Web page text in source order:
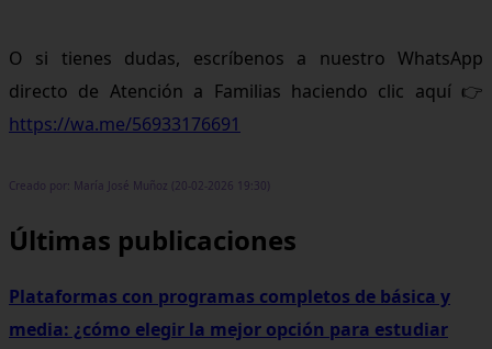
O si tienes dudas, escríbenos a nuestro WhatsApp
directo de Atención a Familias haciendo clic aquí 👉
https://wa.me/56933176691
Creado por: María José Muñoz (20-02-2026 19:30)
Últimas publicaciones
Plataformas con programas completos de básica y
media: ¿cómo elegir la mejor opción para estudiar